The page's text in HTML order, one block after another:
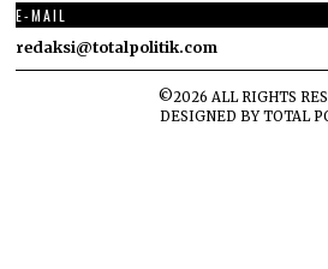
E-MAIL
redaksi@totalpolitik.com
©2026 ALL RIGHTS
DESIGNED BYTOTAL